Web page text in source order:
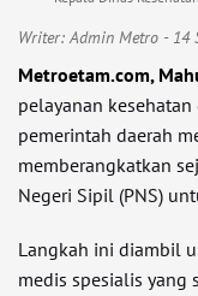
Writer:Admin Metro - 14
Metroetam.com,
pelayanan
pemerintah daerah
memberangkatkan
Negeri Sipil (PNS)
Langkah ini diambil
medis spesialis yang